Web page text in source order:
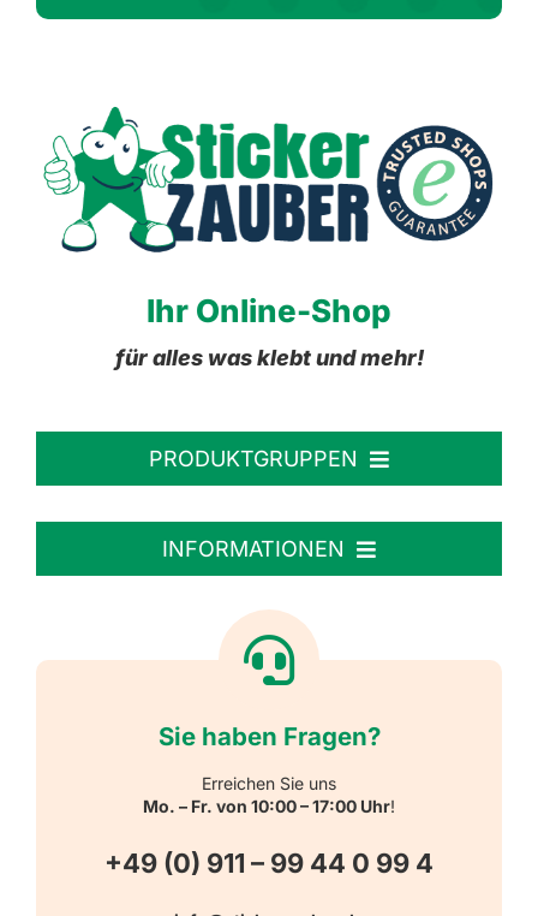
Ihr Online-Shop
für alles was klebt und mehr!
PRODUKTGRUPPEN
Personalisierte Aufkleber
Reflektierende Aufkleber
Warn-, Gebots-, Verbots- und
INFORMATIONEN
Sie haben Fragen?
Erreichen Sie uns
Mo. – Fr. von 10:00 – 17:00 Uhr!
+49 (0) 911 – 99 44 0 99 4